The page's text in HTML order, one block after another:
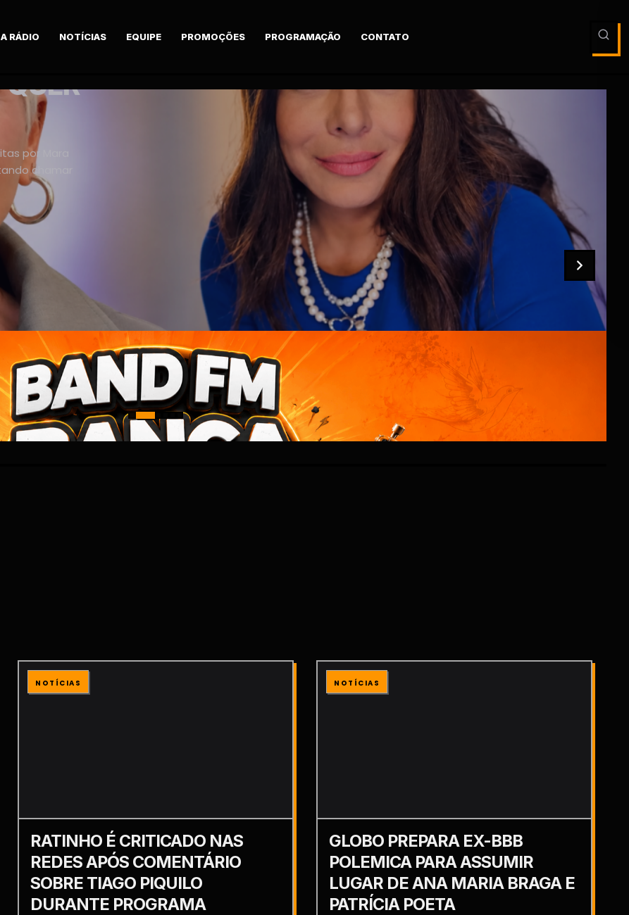
A RÁDIO NOTÍCIAS EQUIPE PROMOÇÕES PROGRAMAÇÃO CONTATO
NOTÍCIAS
RATINHO É CRITICADO NAS
REDES APÓS COMENTÁRIO
SOBRE TIAGO PIQUILO
DURANTE PROGRAMA
NOTÍCIAS
GLOBO PREPARA EX-BBB
POLEMICA PARA ASSUMIR
LUGAR DE ANA MARIA BRAGA E
PATRÍCIA POETA